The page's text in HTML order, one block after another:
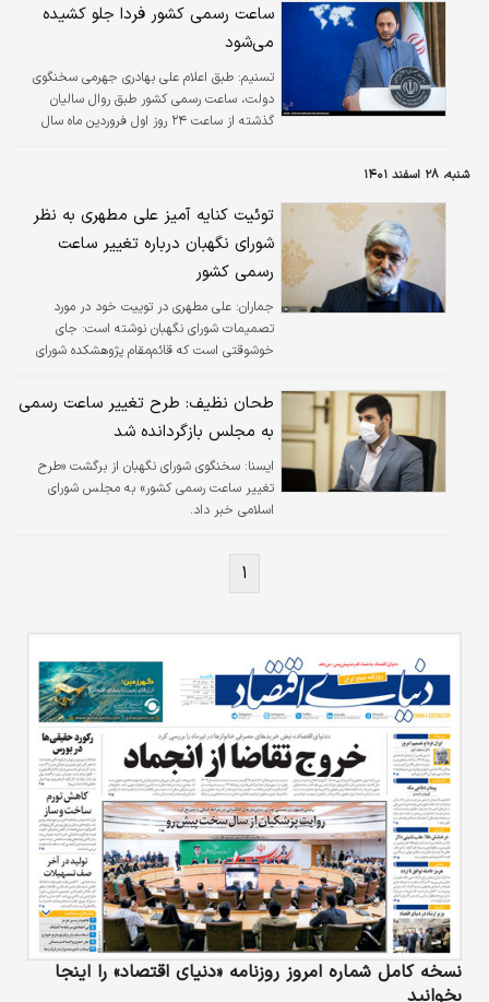
ساعت رسمی کشور فردا جلو کشیده
می‌شود
تسنیم: طبق اعلام علی بهادری جهرمی سخنگوی
دولت، ساعت رسمی کشور طبق روال سالیان
گذشته از ساعت ۲۴ روز اول فروردین ماه سال
شنبه، ۲۸ اسفند ۱۴۰۱
توئیت کنایه آمیز علی مطهری به نظر
شورای نگهبان درباره تغییر ساعت
رسمی کشور
جماران: علی مطهری در توییت خود در مورد
تصمیمات شورای نگهبان نوشته است: جای
خوشوقتی است که قائم‌مقام پژوهشکده شورای
مجلس سنا را انجام می‌دهد و نظر کارشناسی
مجلس شورای اسلامی را قبول ندارد. این یعنی
تحقیر مجلس.
طحان نظیف: طرح تغییر ساعت رسمی
به مجلس بازگردانده شد
ایسنا: سخنگوی شورای نگهبان از برگشت «طرح
تغییر ساعت رسمی کشور» به مجلس شورای
اسلامی خبر داد.
۱
نسخه کامل شماره امروز روزنامه «دنیای‌ اقتصاد» را اینجا
بخوانید